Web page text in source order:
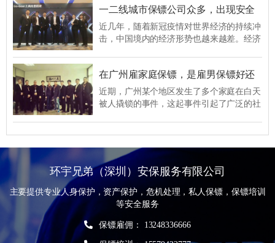
宇兄弟保镖公司的相关资料，并表达了自己
的建议，雇佣了武汉环宇兄弟保镖公司一名
男性保镖来保护自己的安全。在保镖的保护
下，她很快就脱离了危险，半夜搬出了那个
​一二线城市保镖公司众多，出现安全
近几年，随着新冠疫情对世界经济的持续冲
击，中国境内的经济形势也越来越差。经济
速的攀升之中，这也给社会增加了安全隐患
方面的压力，同时也让社会上的保镖雇佣需
求在不断增加。那么，如果碰到了企业纠纷
线城市保镖公司众多，普通人要如何选择？
​在广州雇家庭保镖，是雇男保镖好还
近期，广州某个地区发生了多个家庭在白天
被人撬锁的事件，这起事件引起了广泛的社
子，以免家门再一次被人给撬锁，里面的珍
贵物品会不翼而飞。那么，找保镖，是找男
保镖好，还是女保镖好？
环宇兄弟（深圳）安保服务有限公司
主要提供专业人身保护，资产保护，危机处理，私人保镖，保镖培训
等安全服务
保镖雇佣： 13248336666